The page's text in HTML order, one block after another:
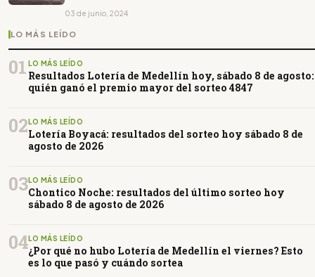
03 de junio, 2024
LO MÁS LEÍDO
01 LO MÁS LEÍDO
Resultados Lotería de Medellín hoy, sábado 8 de agosto:
quién ganó el premio mayor del sorteo 4847
02 LO MÁS LEÍDO
Lotería Boyacá: resultados del sorteo hoy sábado 8 de
agosto de 2026
03LO MÁS LEÍDO
Chontico Noche: resultados del último sorteo hoy
sábado 8 de agosto de 2026
04LO MÁS LEÍDO
¿Por qué no hubo Lotería de Medellín el viernes? Esto
es lo que pasó y cuándo sortea